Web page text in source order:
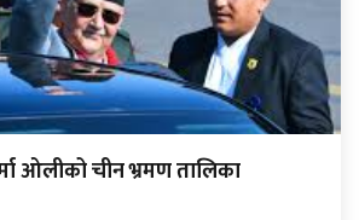
ओलीको चीन भ्रमण तालिका